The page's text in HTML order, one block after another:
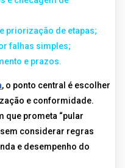
priorização de etapas;
falhas simples;
e prazos.
, o ponto central é escolher
e conformidade.
que prometa “pular
considerar regras
e desempenho do